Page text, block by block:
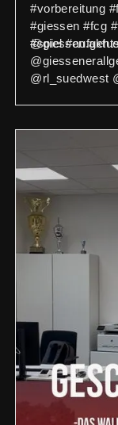
#vorbereitung
#giessen #fcg
#spiel
@rl_suedwest